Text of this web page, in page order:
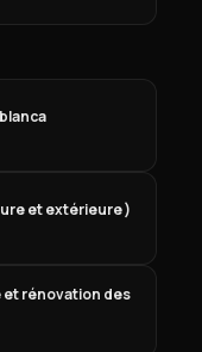
et extérieure )
et rénovation des